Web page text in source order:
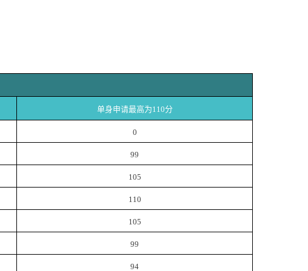
单身申请最高为110分
0
99
105
110
105
99
94